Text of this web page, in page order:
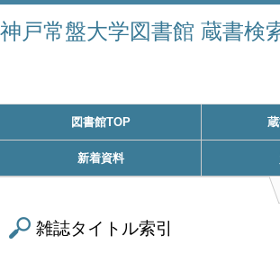
神戸常盤大学図書館 蔵書検
図書館TOP
新着資料
雑誌タイトル索引